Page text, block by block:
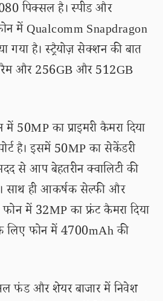
पिक्सल है। स्पीड और
में Qualcomm Snapdragon
गया है। स्ट्रैयोज़ सेक्शन की बात
और 256GB और 512GB
50MP का प्राइमरी कैमरा दिया
है। इसमें 50MP का सेकेंडरी
से आप बेहतरीन क्वालिटी की
साथ ही आकर्षक सेल्फी और
में 32MP का फ्रंट कैमरा दिया
लिए फोन में 4700mAh की
फंड और शेयर बाजार में निवेश